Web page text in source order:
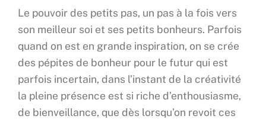
Le pouvoir des petits pas, un pas à la fois vers
son meilleur soi et ses petits bonheurs. Parfois
quand on est en grande inspiration, on se crée
des pépites de bonheur pour le futur qui est
parfois incertain, dans l’instant de la créativité
la pleine présence est si riche d’enthousiasme,
de bienveillance, que dès lorsqu’on revoit ces